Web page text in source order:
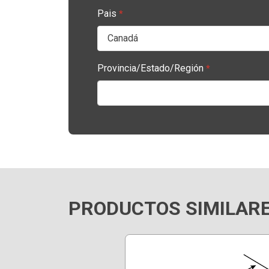
Pais *
Provincia/Estado/Región *
PRODUCTOS